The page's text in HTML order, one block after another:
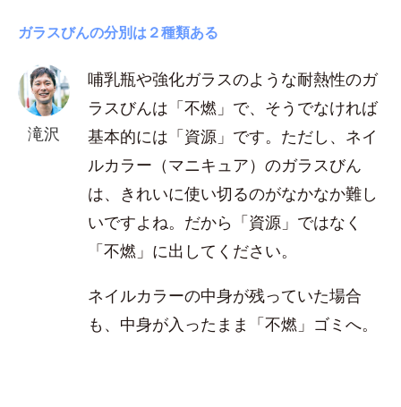
ガラスびんの分別は２種類ある
滝沢
哺乳瓶や強化ガラスのような耐熱性のガ
ラスびんは「不燃」で、そうでなければ
基本的には「資源」です。ただし、ネイ
ルカラー（マニキュア）のガラスびん
は、きれいに使い切るのがなかなか難し
いですよね。だから「資源」ではなく
「不燃」に出してください。
ネイルカラーの中身が残っていた場合
も、中身が入ったまま「不燃」ゴミへ。